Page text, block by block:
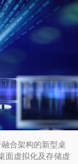
合架构的新型桌
面虚拟化及存储虚